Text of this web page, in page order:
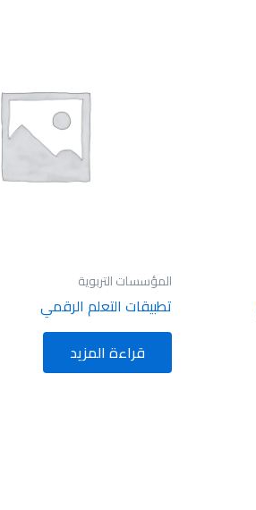
المؤسسات التربوية
تطبيقات التعلم الرقمي
قراءة المزيد